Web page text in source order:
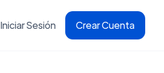
Iniciar Sesión Crear Cuenta